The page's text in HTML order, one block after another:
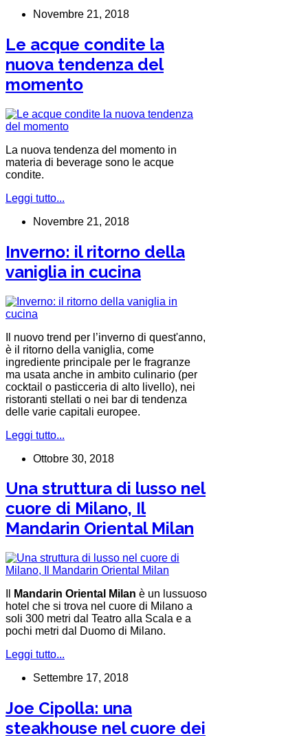
Novembre 21, 2018
Le acque condite la
nuova tendenza del
momento
La nuova tendenza del momento in
materia di beverage sono le acque
condite.
Leggi tutto...
Novembre 21, 2018
Inverno: il ritorno della
vaniglia in cucina
Il nuovo trend per l’inverno di quest'anno,
è il ritorno della vaniglia, come
ingrediente principale per le fragranze
ma usata anche in ambito culinario (per
cocktail o pasticceria di alto livello), nei
ristoranti stellati o nei bar di tendenza
delle varie capitali europee.
Leggi tutto...
Ottobre 30, 2018
Una struttura di lusso nel
cuore di Milano, Il
Mandarin Oriental Milan
Mandarin Oriental Milan è un lussuoso
hotel che si trova nel cuore di Milano a
soli 300 metri dal Teatro alla Scala e a
pochi metri dal Duomo di Milano.
Leggi tutto...
Settembre 17, 2018
Joe Cipolla: una
steakhouse nel cuore dei